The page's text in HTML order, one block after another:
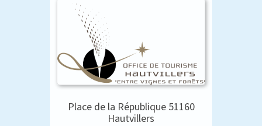
Place de la République 51160
Hautvillers